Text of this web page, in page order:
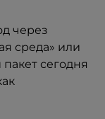
через
среда» или
сегодня